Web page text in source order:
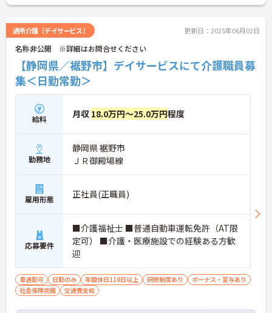
通所介護（デイサービス） 更新日：2025年06月02日
名称非公開 ※詳細はお問合せください
【静岡県／裾野市】デイサービスにて介護職員募
集＜日勤常勤＞
給料 月収 18.0万円～25.0万円程度
勤務地
静岡県 裾野市
ＪＲ御殿場線
雇用形態 正社員(正職員)
応募要件
■介護福祉士 ■普通自動車運転免許（AT限
定可） ■介護・医療施設での経験ある方歓
迎
車通勤可 日勤のみ 年間休日110日以上 研修制度あり
ボーナス・賞与あり
社会保険完備
交通費支給